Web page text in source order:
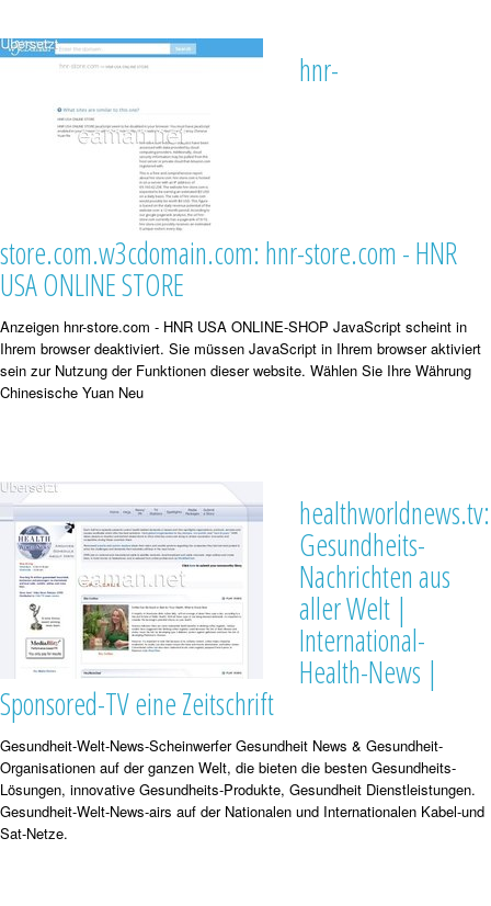
hnr-
store.com.w3cdomain.com: hnr-store.com - HNR
USA ONLINE STORE
Anzeigen hnr-store.com - HNR USA ONLINE-SHOP JavaScript scheint in
Ihrem browser deaktiviert. Sie müssen JavaScript in Ihrem browser aktiviert
sein zur Nutzung der Funktionen dieser website. Wählen Sie Ihre Währung
Chinesische Yuan Neu
healthworldnews.tv:
Gesundheits-
Nachrichten aus
aller Welt |
International-
Health-News |
Sponsored-TV eine Zeitschrift
Gesundheit-Welt-News-Scheinwerfer Gesundheit News & Gesundheit-
Organisationen auf der ganzen Welt, die bieten die besten Gesundheits-
Lösungen, innovative Gesundheits-Produkte, Gesundheit Dienstleistungen.
Gesundheit-Welt-News-airs auf der Nationalen und Internationalen Kabel-und
Sat-Netze.